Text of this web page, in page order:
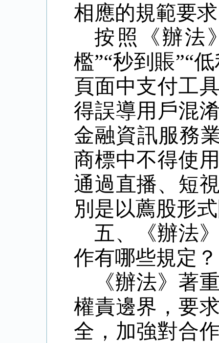
相應的規範要
按照《辦法
檻”“秒到賬”“
頁面中支付工
得誤導用戶混
金融資訊服務
商標中不得使
通過直播、短
別是以薦股形
五、《辦法
作有哪些規定？
《辦法》著
權責邊界，要
全，加強對合